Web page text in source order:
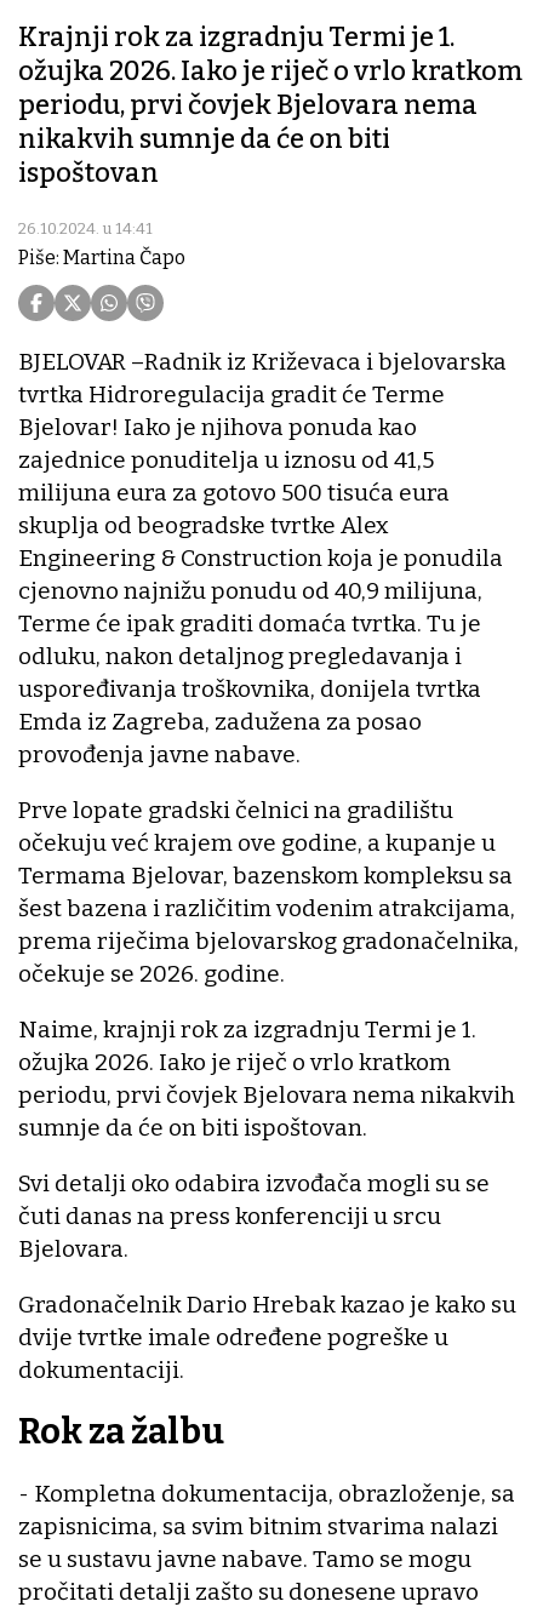
Krajnji rok za izgradnju Termi je 1.
ožujka 2026. Iako je riječ o vrlo kratkom
periodu, prvi čovjek Bjelovara nema
nikakvih sumnje da će on biti
ispoštovan
26.10.2024. u 14:41
Piše: Martina Čapo
BJELOVAR –Radnik iz Križevaca i bjelovarska
tvrtka Hidroregulacija gradit će Terme
Bjelovar! Iako je njihova ponuda kao
zajednice ponuditelja u iznosu od 41,5
milijuna eura za gotovo 500 tisuća eura
skuplja od beogradske tvrtke Alex
Engineering & Construction koja je ponudila
cjenovno najnižu ponudu od 40,9 milijuna,
Terme će ipak graditi domaća tvrtka. Tu je
odluku, nakon detaljnog pregledavanja i
uspoređivanja troškovnika, donijela tvrtka
Emda iz Zagreba, zadužena za posao
provođenja javne nabave.
Prve lopate gradski čelnici na gradilištu
očekuju već krajem ove godine, a kupanje u
Termama Bjelovar, bazenskom kompleksu sa
šest bazena i različitim vodenim atrakcijama,
prema riječima bjelovarskog gradonačelnika,
očekuje se 2026. godine.
Naime, krajnji rok za izgradnju Termi je 1.
ožujka 2026. Iako je riječ o vrlo kratkom
periodu, prvi čovjek Bjelovara nema nikakvih
sumnje da će on biti ispoštovan.
Svi detalji oko odabira izvođača mogli su se
čuti danas na press konferenciji u srcu
Bjelovara.
Gradonačelnik Dario Hrebak kazao je kako su
dvije tvrtke imale određene pogreške u
dokumentaciji.
Rok za žalbu
- Kompletna dokumentacija, obrazloženje, sa
zapisnicima, sa svim bitnim stvarima nalazi
se u sustavu javne nabave. Tamo se mogu
pročitati detalji zašto su donesene upravo